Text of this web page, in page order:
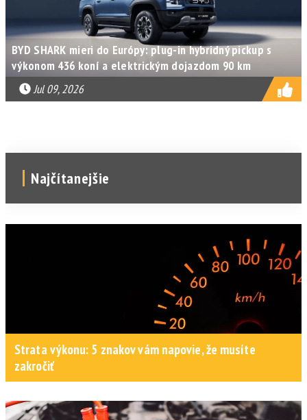
BYD SHARK mieri do Európy: plug-in hybridný pickup s
výkonom 436 koní a elektrickým dojazdom 90 km
Jul 09, 2026
Najčítanejšie
Strata výkonu: 5 znakov vám napovie, že musíte
zakročiť